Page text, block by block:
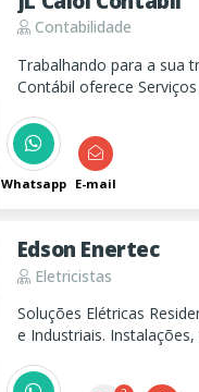
Contabilidade
Trabalhando para a sua
Contábil oferece
Constituição de Empresas.
Whatsapp E-mail
Edson Enertec
Eletricistas
Soluções Elétricas
e Industriais.
no pagamento.